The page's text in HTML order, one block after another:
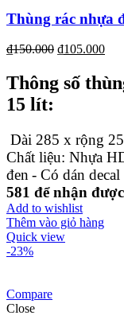
Thùng rác nhựa
₫150.000 ₫105.000
Thông số
15 lít:
Dài 285 x rộng
Chất liệu: Nhựa
đen- Có dán
581 để nhận
Add to wishlist
Thêm vào giỏ hàng
Quick view
-23%
Compare
Close